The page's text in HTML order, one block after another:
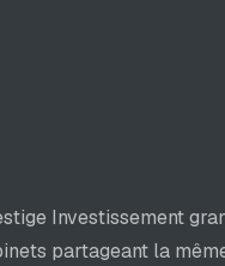
Investissement
partageant la